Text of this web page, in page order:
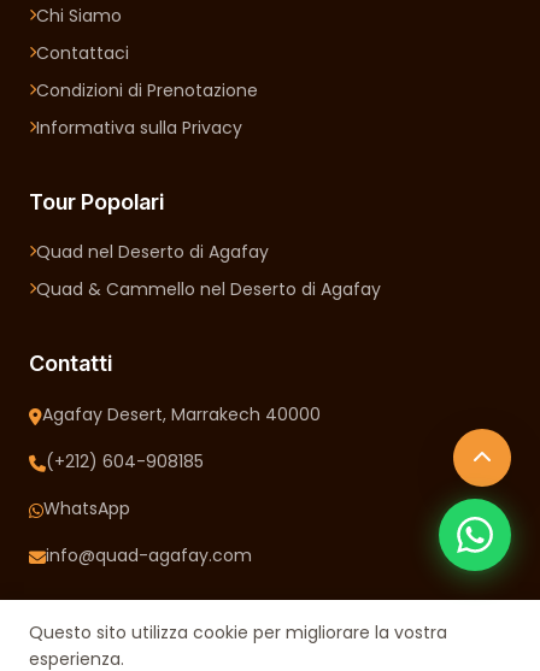
Chi Siamo
Contattaci
Condizioni di Prenotazione
Informativa sulla Privacy
Tour Popolari
Quad nel Deserto di Agafay
Quad & Cammello nel Deserto di Agafay
Contatti
Agafay Desert, Marrakech 40000
(+212) 604-908185
WhatsApp
info@quad-agafay.com
Questo sito utilizza cookie per migliorare la vostra
esperienza.